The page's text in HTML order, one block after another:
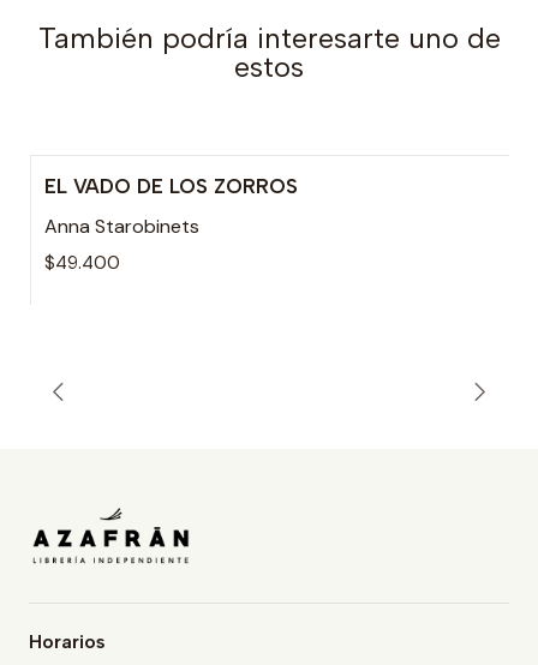
También podría interesarte uno de
estos
EL VADO DE LOS ZORROS
Anna Starobinets
$49.400
Horarios